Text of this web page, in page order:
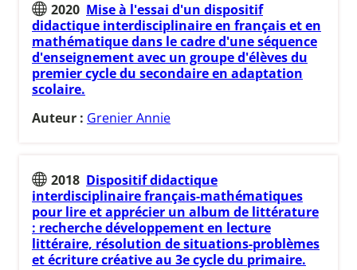
2020 Mise à l'essai d'un dispositif
didactique interdisciplinaire en français et en
mathématique dans le cadre d'une séquence
d'enseignement avec un groupe d'élèves du
premier cycle du secondaire en adaptation
scolaire.
Auteur : Grenier Annie
2018 Dispositif didactique
interdisciplinaire français-mathématiques
pour lire et apprécier un album de littérature
: recherche développement en lecture
littéraire, résolution de situations-problèmes
et écriture créative au 3e cycle du primaire.